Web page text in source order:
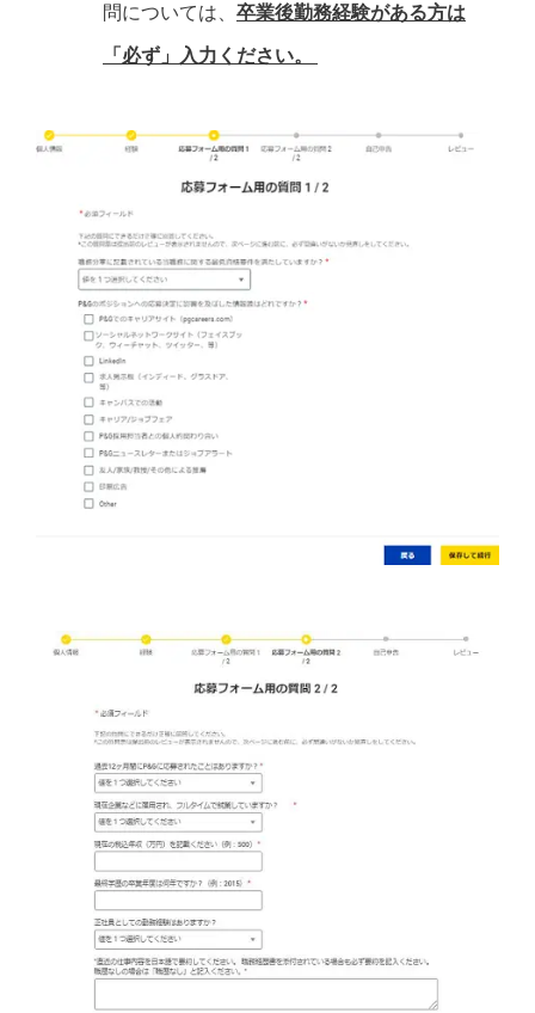
問については、 卒業後勤務経験がある方は
「必ず」入力ください。